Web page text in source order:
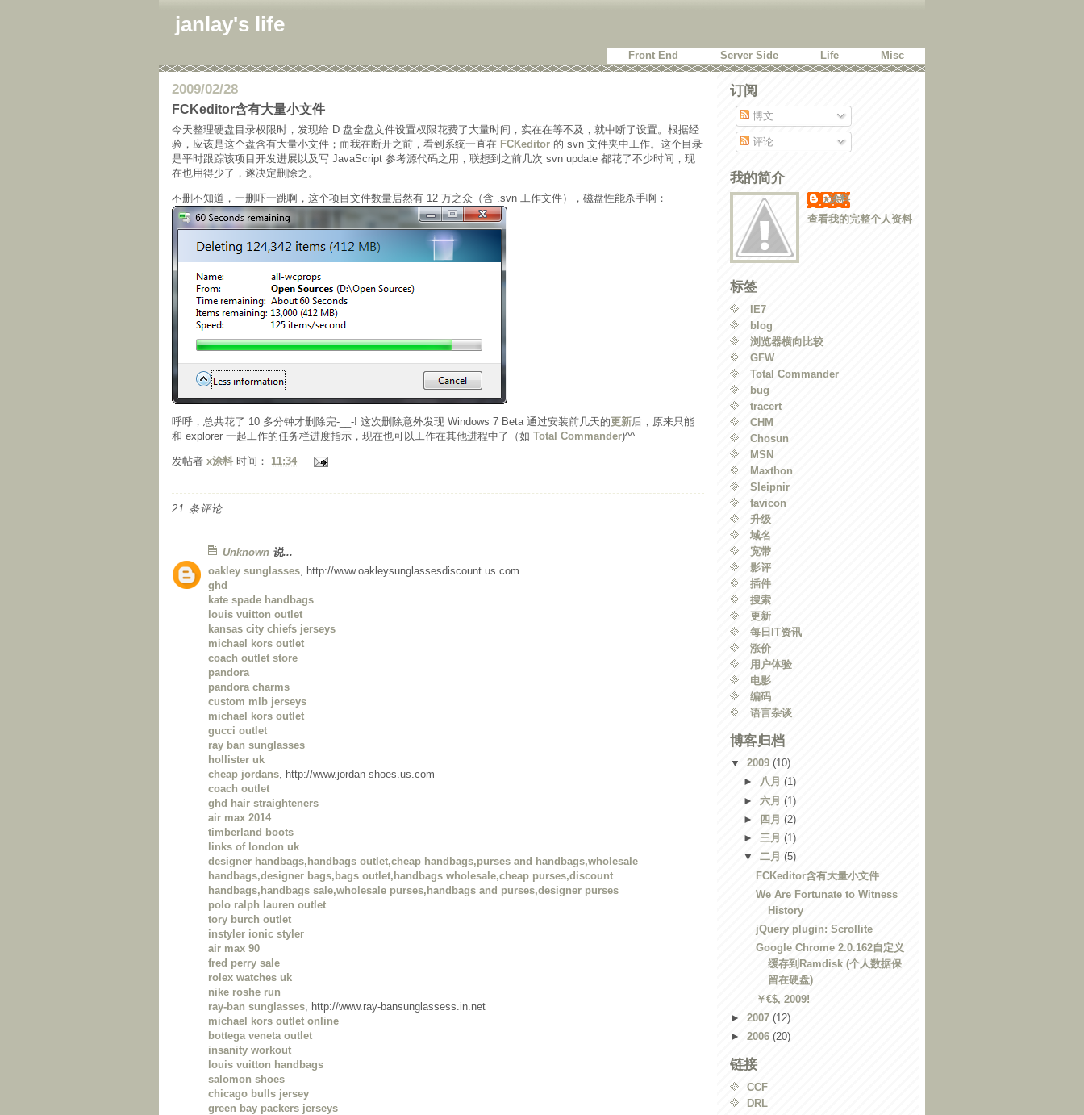
janlay's life
Front End Server Side Life Misc
2009/02/28
FCKeditor含有大量小文件
今天整理硬盘目录权限时，发现给 D 盘全盘文件设置权限花费了大量时间，实在在等不及，就中断了设置。根据经
验，应该是这个盘含有大量小文件；而我在断开之前，看到系统一直在 FCKeditor 的 svn 文件夹中工作。这个目录
是平时跟踪该项目开发进展以及写 JavaScript 参考源代码之用，联想到之前几次 svn update 都花了不少时间，现
在也用得少了，遂决定删除之。
不删不知道，一删吓一跳啊，这个项目文件数量居然有 12 万之众（含 .svn 工作文件），磁盘性能杀手啊：
呼呼，总共花了 10 多分钟才删除完-__-! 这次删除意外发现 Windows 7 Beta 通过安装前几天的更新后，原来只能
和 explorer 一起工作的任务栏进度指示，现在也可以工作在其他进程中了（如 Total Commander)^^
发帖者 x涂料 时间： 11:34
21 条评论:
Unknown 说...
oakley sunglasses, http://www.oakleysunglassesdiscount.us.com
ghd
kate spade handbags
louis vuitton outlet
kansas city chiefs jerseys
michael kors outlet
coach outlet store
pandora
pandora charms
custom mlb jerseys
michael kors outlet
gucci outlet
ray ban sunglasses
hollister uk
cheap jordans, http://www.jordan-shoes.us.com
coach outlet
ghd hair straighteners
air max 2014
timberland boots
links of london uk
designer handbags,handbags outlet,cheap handbags,purses and handbags,wholesale
handbags,designer bags,bags outlet,handbags wholesale,cheap purses,discount
handbags,handbags sale,wholesale purses,handbags and purses,designer purses
polo ralph lauren outlet
tory burch outlet
instyler ionic styler
air max 90
fred perry sale
rolex watches uk
nike roshe run
ray-ban sunglasses, http://www.ray-bansunglassess.in.net
michael kors outlet online
bottega veneta outlet
insanity workout
louis vuitton handbags
salomon shoes
chicago bulls jersey
green bay packers jerseys
订阅
博文
评论
我的简介
x涂料
查看我的完整个人资料
标签
IE7
blog
浏览器横向比较
GFW
Total Commander
bug
tracert
CHM
Chosun
MSN
Maxthon
Sleipnir
favicon
升级
域名
宽带
影评
插件
搜索
更新
每日IT资讯
涨价
用户体验
电影
编码
语言杂谈
博客归档
▼ 2009 (10)
► 八月 (1)
► 六月 (1)
►
四月 (2)
► 三月 (1)
▼ 二月 (5)
FCKeditor含有大量小文件
We Are Fortunate to Witness
History
jQuery plugin: Scrollite
Google Chrome 2.0.162自定义
缓存到Ramdisk (个人数据保
留在硬盘)
￥€$, 2009!
► 2007 (12)
► 2006 (20)
链接
CCF
DRL